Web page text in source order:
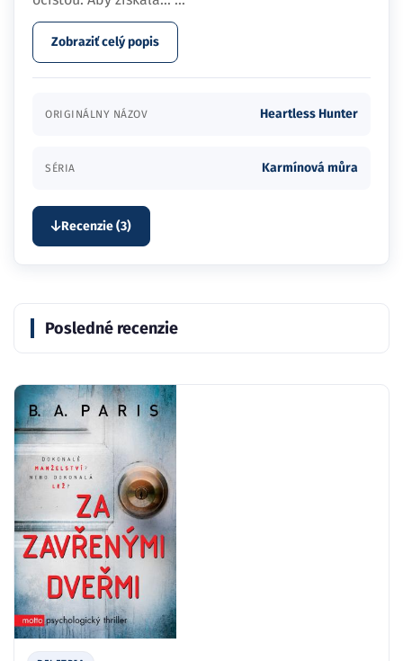
Zobraziť celý popis
ORIGINÁLNY NÁZOV Heartless Hunter
SÉRIA Karmínová můra
Recenzie (3)
Posledné recenzie